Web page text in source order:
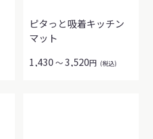
ピタっと吸着キッチン
マット
1,430 ～3,520円 (税込)